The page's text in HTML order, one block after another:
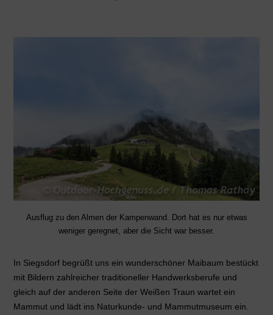
Ausflug zu den Almen der Kampenwand. Dort hat es nur etwas
weniger geregnet, aber die Sicht war besser.
In Siegsdorf begrüßt uns ein wunderschöner Maibaum bestückt
mit Bildern zahlreicher traditioneller Handwerksberufe und
gleich auf der anderen Seite der Weißen Traun wartet ein
Mammut und lädt ins Naturkunde- und Mammutmuseum ein.